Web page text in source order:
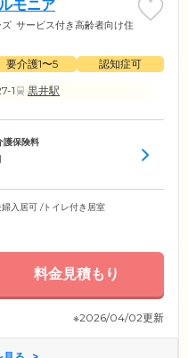
モニア
ズ サービス付き高齢者向け住
要介護1〜5
認知症可
1
黒井駅
護保険料
入居可 /トイレ付き居室
料金見積もり
※2026/04/02更新